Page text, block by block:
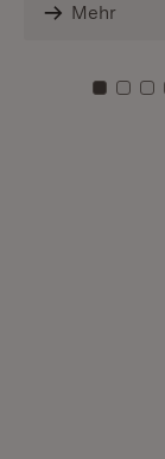
Mehr
ZuZu